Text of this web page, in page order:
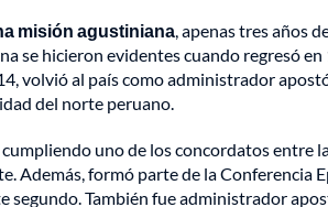
misión agustiniana, apenas tres años
se hicieron evidentes cuando regresó
volvió al país como administrador
del norte peruano.
uno de los concordatos entre
Además, formó parte de la Conferencia
segundo. También fue administrador